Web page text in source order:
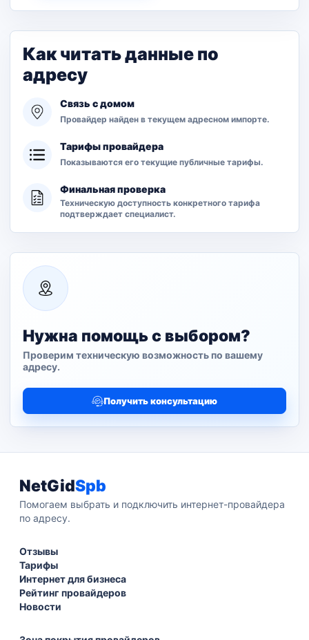
Как читать данные по
адресу
Связь с домом
Провайдер найден в текущем адресном импорте.
Тарифы провайдера
Показываются его текущие публичные тарифы.
Финальная проверка
Техническую доступность конкретного тарифа
подтверждает специалист.
Нужна помощь с выбором?
Проверим техническую возможность по вашему
адресу.
Получить консультацию
NetGidSpb
Помогаем выбрать и подключить интернет-провайдера
по адресу.
Отзывы
Тарифы
Интернет для бизнеса
Рейтинг провайдеров
Новости